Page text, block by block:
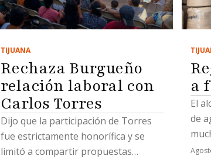
y
TIJUANA
Rechaza Burgueño
relación laboral con
Carlos Torres
Dijo que la participación de Torres
fue estrictamente honorífica y se
limitó a compartir propuestas
a
El
de